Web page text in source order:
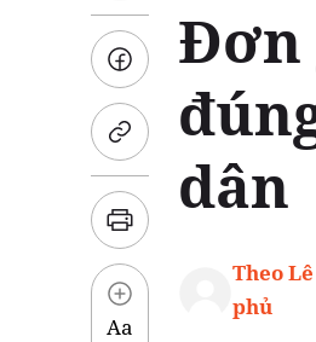
Aa
Đơn
dân
Theo
phủ